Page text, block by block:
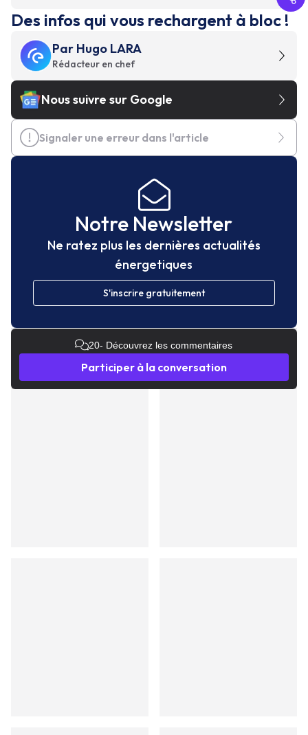
Des infos qui vous rechargent à bloc !
Par Hugo LARA
Rédacteur en chef
Nous suivre sur Google
Signaler une erreur dans l'article
Notre Newsletter
Ne ratez plus les dernières actualités
énergetiques
S'inscrire gratuitement
20- Découvrez les commentaires
Participer à la conversation